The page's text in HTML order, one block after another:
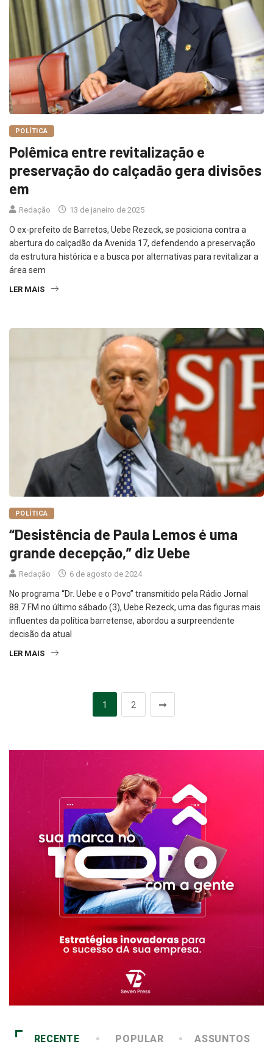
POLÍTICA
Polêmica entre revitalização e
preservação do calçadão gera divisões
em
Redação 13 de janeiro de 2025
O ex-prefeito de Barretos, Uebe Rezeck, se posiciona contra a
abertura do calçadão da Avenida 17, defendendo a preservação
da estrutura histórica e a busca por alternativas para revitalizar a
área sem
LER MAIS
POLÍTICA
“Desistência de Paula Lemos é uma
grande decepção,” diz Uebe
Redação 6 de agosto de 2024
No programa “Dr. Uebe e o Povo” transmitido pela Rádio Jornal
88.7 FM no último sábado (3), Uebe Rezeck, uma das figuras mais
influentes da política barretense, abordou a surpreendente
decisão da atual
LER MAIS
1 2
RECENTE POPULAR ASSUNTOS